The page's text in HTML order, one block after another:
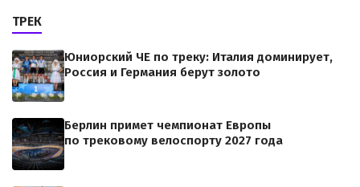
ТРЕК
Юниорский ЧЕ по треку: Италия доминирует,
Россия и Германия берут золото
Берлин примет чемпионат Европы
по трековому велоспорту 2027 года